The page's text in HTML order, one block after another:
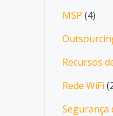
MSP (4)
Recursos
Rede WiFi
Segurança